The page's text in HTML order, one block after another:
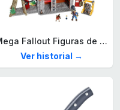
Mega Fallout Figuras de acción y Juguetes de construcción, Parada de Camiones Red Rocket con 824 Piezas, 2 Personajes articulados y Accesorios, para coleccionistas, HXT00
Ver historial →